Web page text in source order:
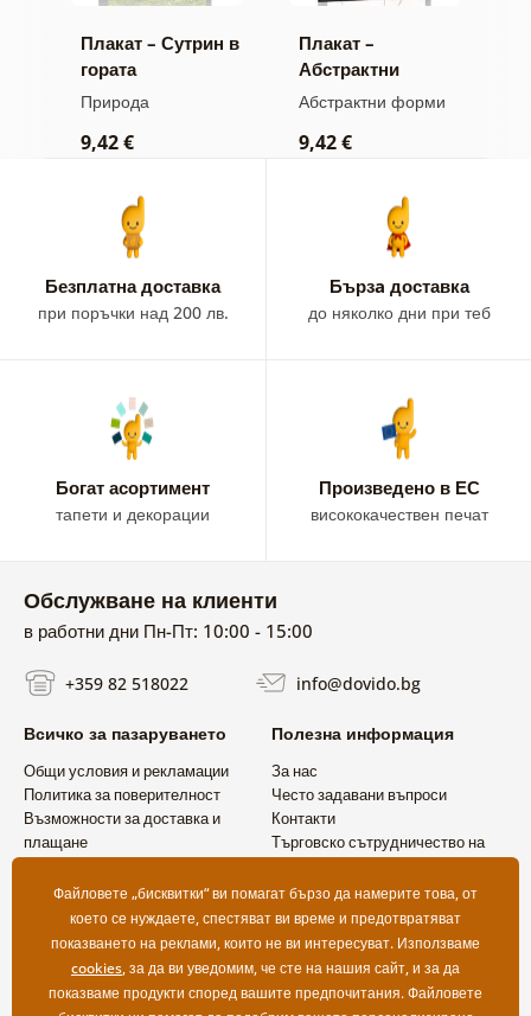
Плакат – Сутрин в
гората
Природа
9,42 €
Плакат –
Абстрактни
ботанически
Абстрактни форми
9,42 €
Безплатна доставка
при поръчки над 200 лв.
Бързa доставка
до няколко дни при теб
Богат асортимент
тапети и декорации
Произведено в ЕС
висококачествен печат
Обслужване на клиенти
в работни дни Пн-Пт: 10:00 - 15:00
+359 82 518022 info@dovido.bg
Всичко за пазаруването
Общи условия и рекламации
Политика за поверителност
Възможности за доставка и
плащане
Полезна информация
За нас
Често задавани въпроси
Контакти
Търговско сътрудничество на
Файловете „бисквитки“ ви помагат бързо да намерите това, от
което се нуждаете, спестяват ви време и предотвратяват
показването на реклами, които не ви интересуват. Използваме
cookies, за да ви уведомим, че сте на нашия сайт, и за да
показваме продукти според вашите предпочитания. Файловете